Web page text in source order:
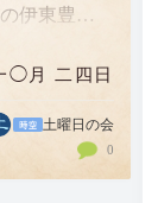
伊東豊雄
井英さん
まつわる
していく
◯月 二四日
土曜日の会
0